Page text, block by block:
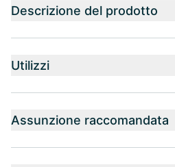
Descrizione del prodotto
Utilizzi
Assunzione raccomandata